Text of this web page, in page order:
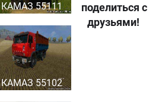
КАМАЗ 55111
КАМАЗ 55102
поделиться с
друзьями!